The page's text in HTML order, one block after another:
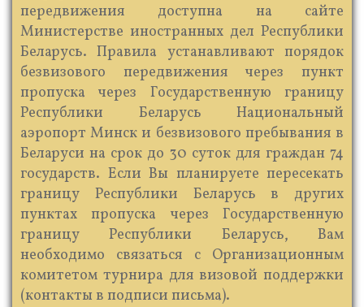
передвижения доступна на сайте
Министерстве иностранных дел Республики
Беларусь. Правила устанавливают порядок
безвизового передвижения через пункт
пропуска через Государственную границу
Республики Беларусь Национальный
аэропорт Минск и безвизового пребывания в
Беларуси на срок до 30 суток для граждан 74
государств. Если Вы планируете пересекать
границу Республики Беларусь в других
пунктах пропуска через Государственную
границу Республики Беларусь, Вам
необходимо связаться с Организационным
комитетом турнира для визовой поддержки
(контакты в подписи письма).